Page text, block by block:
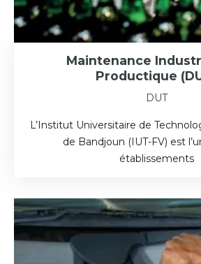
Maintenance
Productique
DUT
L’Institut Universitaire de
de Bandjoun (IUT-FV) est
établissements